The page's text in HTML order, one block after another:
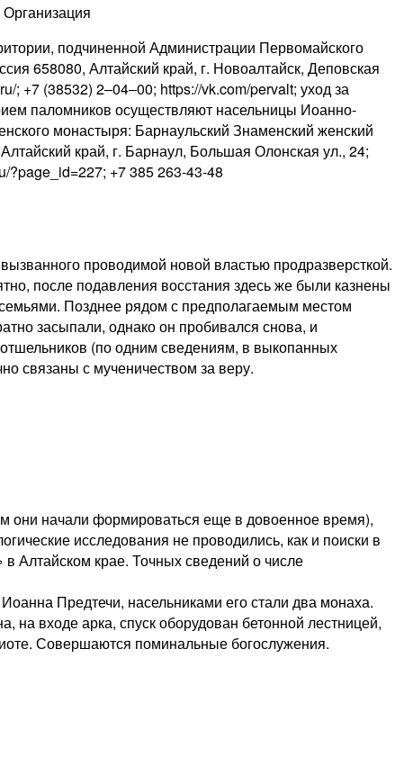
Организация
подчиненной Администрации Первомайского
658080, Алтайский край, г. Новоалтайск, ​Деповская
; +7 (38532) 2‒04‒00; https://vk.com/pervalt; уход за
паломников осуществляют насельницы Иоанно-
монастыря: Барнаульский Знаменский женский
край, г. Барнаул, Большая Олонская ул., 24;
?page_id=227; +7 385 263-43-48
проводимой новой властью продразверсткой.
после подавления восстания здесь же были казнены
Позднее рядом с предполагаемым местом
засыпали, однако он пробивался снова, и
(по одним сведениям, в выкопанных
связаны с мученичеством за веру.
они начали формироваться еще в довоенное время),
исследования не проводились, как и поиски в
в Алтайском крае. Точных сведений о числе
Предтечи, насельниками его стали два монаха.
на входе арка, спуск оборудован бетонной лестницей,
Совершаются поминальные богослужения.